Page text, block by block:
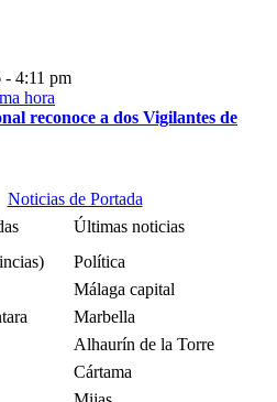
- 4:11 pm
reconoce a dos Vigilantes de
Noticias de Portada
Últimas noticias
Política
Málaga capital
Marbella
Alhaurín de la Torre
Cártama